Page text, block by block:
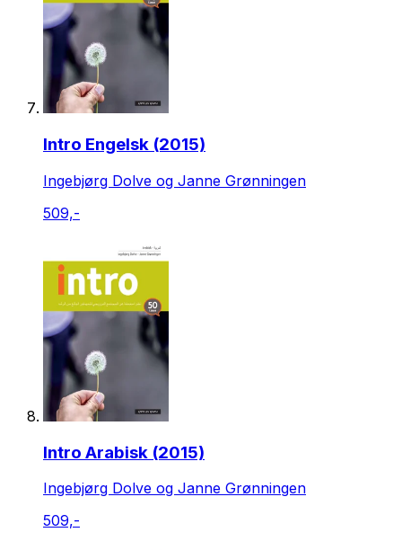
Intro Engelsk (2015)
Ingebjørg Dolve og Janne Grønningen
509,-
Intro Arabisk (2015)
Ingebjørg Dolve og Janne Grønningen
509,-